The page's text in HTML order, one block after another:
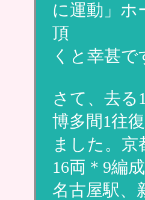
に運動」ホ
頂
くと幸甚で
さて、去
博多間1往
ました。京
16両＊9編
名古屋駅、